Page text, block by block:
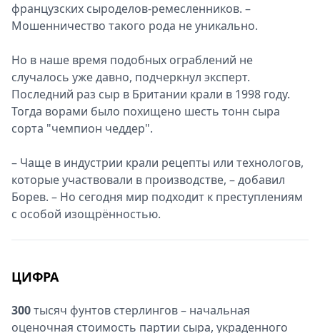
французских сыроделов-ремесленников. –
Мошенничество такого рода не уникально.
Но в наше время подобных ограблений не
случалось уже давно, подчеркнул эксперт.
Последний раз сыр в Британии крали в 1998 году.
Тогда ворами было похищено шесть тонн сыра
сорта "чемпион чеддер".
– Чаще в индустрии крали рецепты или технологов,
которые участвовали в производстве, – добавил
Борев. – Но сегодня мир подходит к преступлениям
с особой изощрённостью.
ЦИФРА
300тысяч фунтов стерлингов – начальная
оценочная стоимость партии сыра, украденного